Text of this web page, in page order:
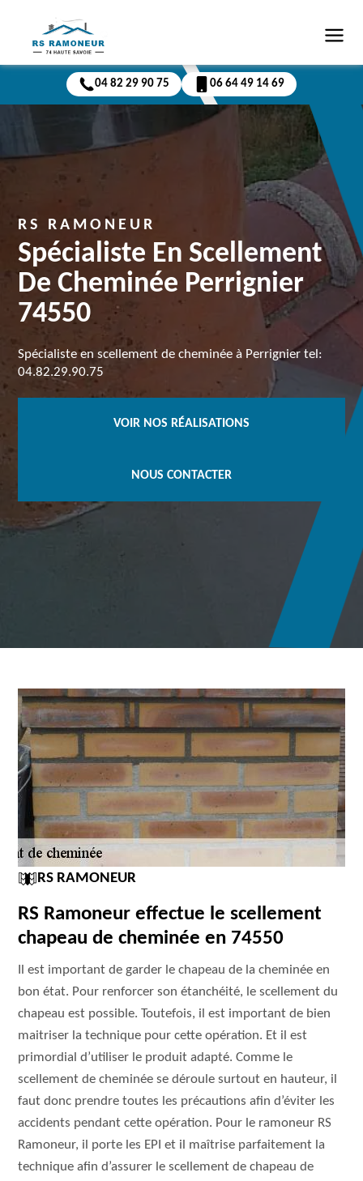
04 82 29 90 75 06 64 49 14 69
RS RAMONEUR
Spécialiste En Scellement
De Cheminée Perrignier
74550
Spécialiste en scellement de cheminée à Perrignier tel:
04.82.29.90.75
VOIR NOS RÉALISATIONS
NOUS CONTACTER
RS RAMONEUR
RS Ramoneur effectue le scellement
chapeau de cheminée en 74550
Il est important de garder le chapeau de la cheminée en
bon état. Pour renforcer son étanchéité, le scellement du
chapeau est possible. Toutefois, il est important de bien
maitriser la technique pour cette opération. Et il est
primordial d’utiliser le produit adapté. Comme le
scellement de cheminée se déroule surtout en hauteur, il
faut donc prendre toutes les précautions afin d’éviter les
accidents pendant cette opération. Pour le ramoneur RS
Ramoneur, il porte les EPI et il maîtrise parfaitement la
technique afin d’assurer le scellement de chapeau de